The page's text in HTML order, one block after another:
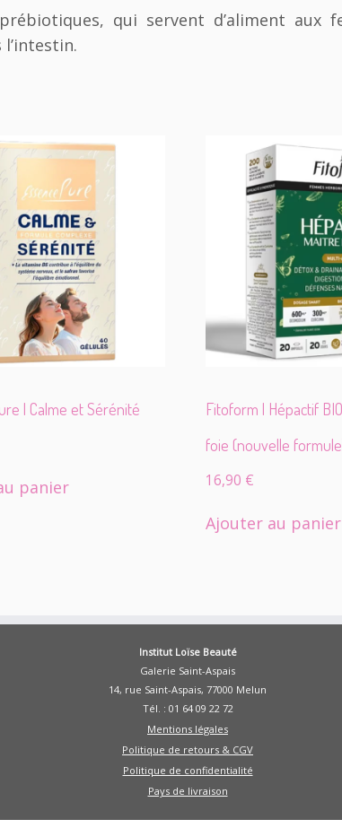
qui servent d’aliment
| Calme et Sérénité
panier
Fitoform | Hépactif
foie (nouvelle
16,90 €
Ajouter au panier
Institut Loïse Beauté
Galerie Saint-Aspais
14, rue Saint-Aspais, 77000 Melun
Tél. : 01 64 09 22 72
Mentions légales
Politique de retours & CGV
Politique de confidentialité
Pays de livraison